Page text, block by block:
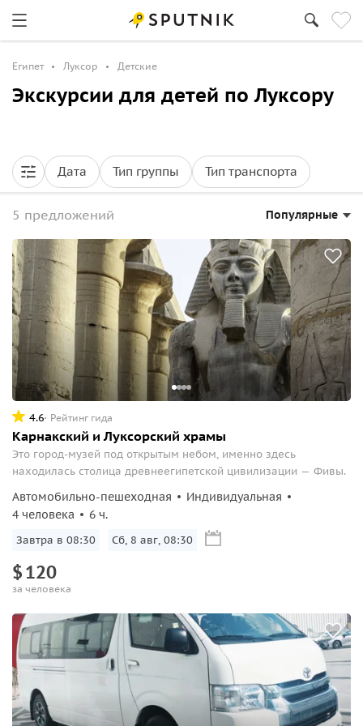
Египет Луксор Детские
Экскурсии для детей по Луксору
Дата Тип группы Тип транспорта
5 предложений Популярные
4.6 Рейтинг гида
Карнакский и Луксорский храмы
Это город-музей под открытым небом, именно здесь
находилась столица древнеегипетской цивилизации — Фивы.
Автомобильно-пешеходная
Индивидуальная
4 человека
6 ч.
Завтра в 08:30 Сб, 8 авг, 08:30
$120
за человека